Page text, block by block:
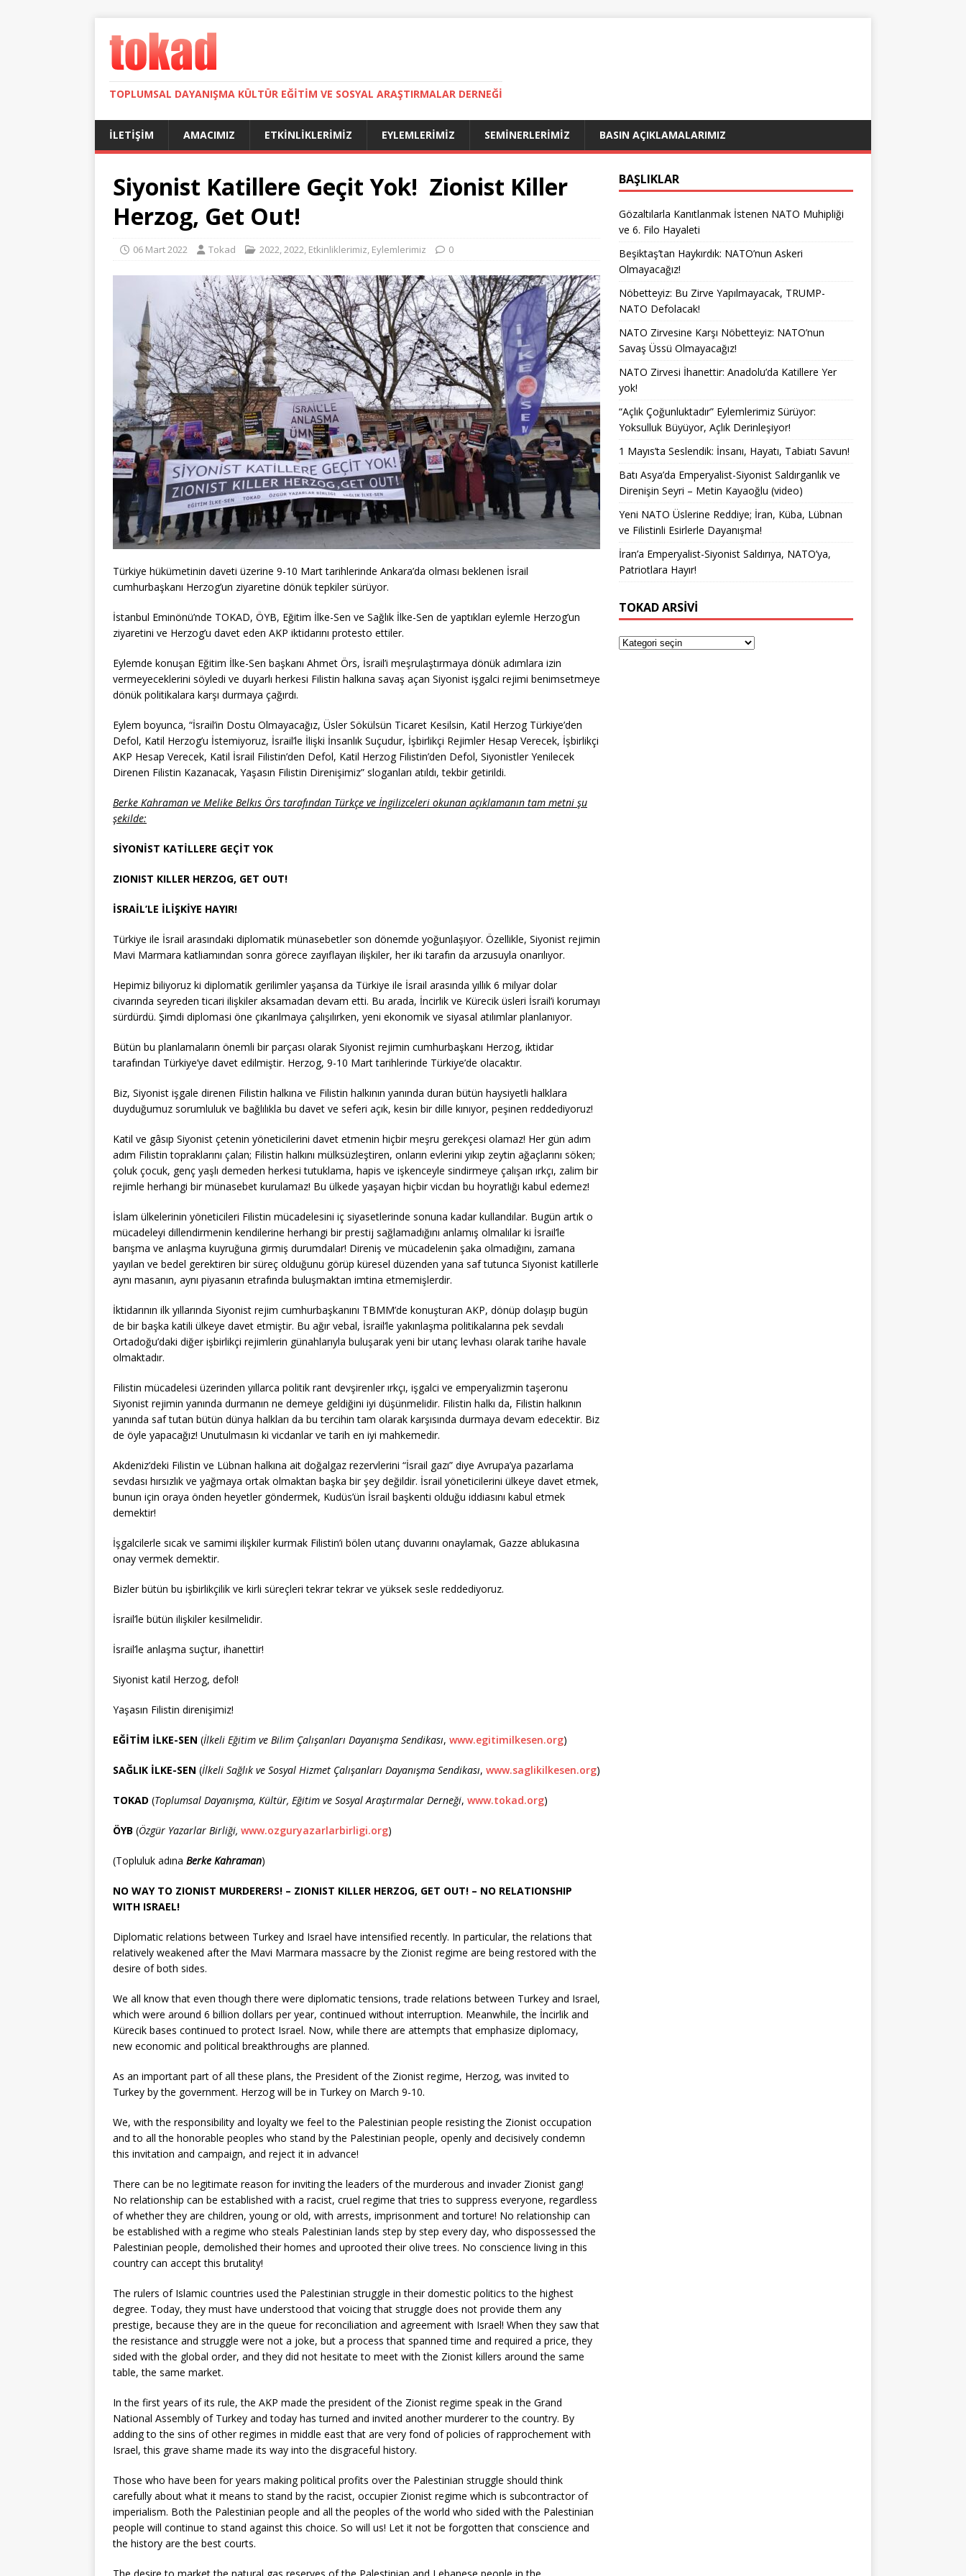
TOPLUMSAL DAYANIŞMA KÜLTÜR EĞITIM VE SOSYAL ARAŞTIRMALAR DERNEĞI
İLETIŞIM AMACIMIZ ETKINLIKLERIMIZ EYLEMLERIMIZ SEMINERLERIMIZ BASIN AÇIKLAMALARIMIZ
Siyonist Katillere Geçit Yok! Zionist Killer
Herzog, Get Out!
06 Mart 2022 Tokad 2022,2022, Etkinliklerimiz, Eylemlerimiz 0
Türkiye hükümetinin daveti üzerine 9-10 Mart tarihlerinde Ankara’da olması beklenen İsrail
cumhurbaşkanı Herzog’un ziyaretine dönük tepkiler sürüyor.
İstanbul Eminönü’nde TOKAD, ÖYB, Eğitim İlke-Sen ve Sağlık İlke-Sen de yaptıkları eylemle Herzog’un
ziyaretini ve Herzog’u davet eden AKP iktidarını protesto ettiler.
Eylemde konuşan Eğitim İlke-Sen başkanı Ahmet Örs, İsrail’i meşrulaştırmaya dönük adımlara izin
vermeyeceklerini söyledi ve duyarlı herkesi Filistin halkına savaş açan Siyonist işgalci rejimi benimsetmeye
dönük politikalara karşı durmaya çağırdı.
Eylem boyunca, “İsrail’in Dostu Olmayacağız, Üsler Sökülsün Ticaret Kesilsin, Katil Herzog Türkiye’den
Defol, Katil Herzog’u İstemiyoruz, İsrail’le İlişki İnsanlık Suçudur, İşbirlikçi Rejimler Hesap Verecek, İşbirlikçi
AKP Hesap Verecek, Katil İsrail Filistin’den Defol, Katil Herzog Filistin’den Defol, Siyonistler Yenilecek
Direnen Filistin Kazanacak, Yaşasın Filistin Direnişimiz” sloganları atıldı, tekbir getirildi.
Berke Kahraman ve Melike Belkıs Örs tarafından Türkçe ve İngilizceleri okunan açıklamanın tam metni şu
şekilde:
SİYONİST KATİLLERE GEÇİT YOK
ZIONIST KILLER HERZOG, GET OUT!
İSRAİL’LE İLİŞKİYE HAYIR!
Türkiye ile İsrail arasındaki diplomatik münasebetler son dönemde yoğunlaşıyor. Özellikle, Siyonist rejimin
Mavi Marmara katliamından sonra görece zayıflayan ilişkiler, her iki tarafın da arzusuyla onarılıyor.
Hepimiz biliyoruz ki diplomatik gerilimler yaşansa da Türkiye ile İsrail arasında yıllık 6 milyar dolar
civarında seyreden ticari ilişkiler aksamadan devam etti. Bu arada, İncirlik ve Kürecik üsleri İsrail’i korumayı
sürdürdü. Şimdi diplomasi öne çıkarılmaya çalışılırken, yeni ekonomik ve siyasal atılımlar planlanıyor.
Bütün bu planlamaların önemli bir parçası olarak Siyonist rejimin cumhurbaşkanı Herzog, iktidar
tarafından Türkiye’ye davet edilmiştir. Herzog, 9-10 Mart tarihlerinde Türkiye’de olacaktır.
Biz, Siyonist işgale direnen Filistin halkına ve Filistin halkının yanında duran bütün haysiyetli halklara
duyduğumuz sorumluluk ve bağlılıkla bu davet ve seferi açık, kesin bir dille kınıyor, peşinen reddediyoruz!
Katil ve gâsıp Siyonist çetenin yöneticilerini davet etmenin hiçbir meşru gerekçesi olamaz! Her gün adım
adım Filistin topraklarını çalan; Filistin halkını mülksüzleştiren, onların evlerini yıkıp zeytin ağaçlarını söken;
çoluk çocuk, genç yaşlı demeden herkesi tutuklama, hapis ve işkenceyle sindirmeye çalışan ırkçı, zalim bir
rejimle herhangi bir münasebet kurulamaz! Bu ülkede yaşayan hiçbir vicdan bu hoyratlığı kabul edemez!
İslam ülkelerinin yöneticileri Filistin mücadelesini iç siyasetlerinde sonuna kadar kullandılar. Bugün artık o
mücadeleyi dillendirmenin kendilerine herhangi bir prestij sağlamadığını anlamış olmalılar ki İsrail’le
barışma ve anlaşma kuyruğuna girmiş durumdalar! Direniş ve mücadelenin şaka olmadığını, zamana
yayılan ve bedel gerektiren bir süreç olduğunu görüp küresel düzenden yana saf tutunca Siyonist katillerle
aynı masanın, aynı piyasanın etrafında buluşmaktan imtina etmemişlerdir.
İktidarının ilk yıllarında Siyonist rejim cumhurbaşkanını TBMM’de konuşturan AKP, dönüp dolaşıp bugün
de bir başka katili ülkeye davet etmiştir. Bu ağır vebal, İsrail’le yakınlaşma politikalarına pek sevdalı
Ortadoğu’daki diğer işbirlikçi rejimlerin günahlarıyla buluşarak yeni bir utanç levhası olarak tarihe havale
olmaktadır.
Filistin mücadelesi üzerinden yıllarca politik rant devşirenler ırkçı, işgalci ve emperyalizmin taşeronu
Siyonist rejimin yanında durmanın ne demeye geldiğini iyi düşünmelidir. Filistin halkı da, Filistin halkının
yanında saf tutan bütün dünya halkları da bu tercihin tam olarak karşısında durmaya devam edecektir. Biz
de öyle yapacağız! Unutulmasın ki vicdanlar ve tarih en iyi mahkemedir.
Akdeniz’deki Filistin ve Lübnan halkına ait doğalgaz rezervlerini “İsrail gazı” diye Avrupa’ya pazarlama
sevdası hırsızlık ve yağmaya ortak olmaktan başka bir şey değildir. İsrail yöneticilerini ülkeye davet etmek,
bunun için oraya önden heyetler göndermek, Kudüs’ün İsrail başkenti olduğu iddiasını kabul etmek
demektir!
İşgalcilerle sıcak ve samimi ilişkiler kurmak Filistin’i bölen utanç duvarını onaylamak, Gazze ablukasına
onay vermek demektir.
Bizler bütün bu işbirlikçilik ve kirli süreçleri tekrar tekrar ve yüksek sesle reddediyoruz.
İsrail’le bütün ilişkiler kesilmelidir.
İsrail’le anlaşma suçtur, ihanettir!
Siyonist katil Herzog, defol!
Yaşasın Filistin direnişimiz!
EĞİTİM İLKE-SEN (İlkeli Eğitim ve Bilim Çalışanları Dayanışma Sendikası, www.egitimilkesen.org)
SAĞLIK İLKE-SEN (İlkeli Sağlık ve Sosyal Hizmet Çalışanları Dayanışma Sendikası, www.saglikilkesen.org)
TOKAD (Toplumsal Dayanışma, Kültür, Eğitim ve Sosyal Araştırmalar Derneği, www.tokad.org)
ÖYB (Özgür Yazarlar Birliği, www.ozguryazarlarbirligi.org)
(Topluluk adına Berke Kahraman)
NO WAY TO ZIONIST MURDERERS! – ZIONIST KILLER HERZOG, GET OUT! – NO RELATIONSHIP
WITH ISRAEL!
Diplomatic relations between Turkey and Israel have intensified recently. In particular, the relations that
relatively weakened after the Mavi Marmara massacre by the Zionist regime are being restored with the
desire of both sides.
We all know that even though there were diplomatic tensions, trade relations between Turkey and Israel,
which were around 6 billion dollars per year, continued without interruption. Meanwhile, the İncirlik and
Kürecik bases continued to protect Israel. Now, while there are attempts that emphasize diplomacy,
new economic and political breakthroughs are planned.
As an important part of all these plans, the President of the Zionist regime, Herzog, was invited to
Turkey by the government. Herzog will be in Turkey on March 9-10.
We, with the responsibility and loyalty we feel to the Palestinian people resisting the Zionist occupation
and to all the honorable peoples who stand by the Palestinian people, openly and decisively condemn
this invitation and campaign, and reject it in advance!
There can be no legitimate reason for inviting the leaders of the murderous and invader Zionist gang!
No relationship can be established with a racist, cruel regime that tries to suppress everyone, regardless
of whether they are children, young or old, with arrests, imprisonment and torture! No relationship can
be established with a regime who steals Palestinian lands step by step every day, who dispossessed the
Palestinian people, demolished their homes and uprooted their olive trees. No conscience living in this
country can accept this brutality!
The rulers of Islamic countries used the Palestinian struggle in their domestic politics to the highest
degree. Today, they must have understood that voicing that struggle does not provide them any
prestige, because they are in the queue for reconciliation and agreement with Israel! When they saw that
the resistance and struggle were not a joke, but a process that spanned time and required a price, they
sided with the global order, and they did not hesitate to meet with the Zionist killers around the same
table, the same market.
In the first years of its rule, the AKP made the president of the Zionist regime speak in the Grand
National Assembly of Turkey and today has turned and invited another murderer to the country. By
adding to the sins of other regimes in middle east that are very fond of policies of rapprochement with
Israel, this grave shame made its way into the disgraceful history.
Those who have been for years making political profits over the Palestinian struggle should think
carefully about what it means to stand by the racist, occupier Zionist regime which is subcontractor of
imperialism. Both the Palestinian people and all the peoples of the world who sided with the Palestinian
people will continue to stand against this choice. So will us! Let it not be forgotten that conscience and
the history are the best courts.
BAŞLIKLAR
Gözaltılarla Kanıtlanmak İstenen NATO Muhipliği
ve 6. Filo Hayaleti
Beşiktaş’tan Haykırdık: NATO’nun Askeri
Olmayacağız!
Nöbetteyiz: Bu Zirve Yapılmayacak, TRUMP-
NATO Defolacak!
NATO Zirvesine Karşı Nöbetteyiz: NATO’nun
Savaş Üssü Olmayacağız!
NATO Zirvesi İhanettir: Anadolu’da Katillere Yer
yok!
“Açlık Çoğunluktadır” Eylemlerimiz Sürüyor:
Yoksulluk Büyüyor, Açlık Derinleşiyor!
1 Mayıs’ta Seslendik: İnsanı, Hayatı, Tabiatı Savun!
Batı Asya’da Emperyalist-Siyonist Saldırganlık ve
Direnişin Seyri – Metin Kayaoğlu (video)
Yeni NATO Üslerine Reddiye; İran, Küba, Lübnan
ve Filistinli Esirlerle Dayanışma!
İran’a Emperyalist-Siyonist Saldırıya, NATO’ya,
Patriotlara Hayır!
TOKAD ARSIVI